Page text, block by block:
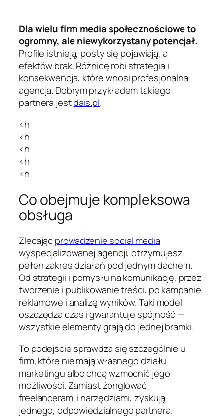
Dla wielu firm media społecznościowe to
ogromny, ale niewykorzystany potencjał.
Profile istnieją, posty się pojawiają, a
efektów brak. Różnicę robi strategia i
konsekwencja, które wnosi profesjonalna
agencja. Dobrym przykładem takiego
partnera jestdais.pl.
<h
<h
<h
<h
<h
Co obejmuje kompleksowa
obsługa
Zlecającprowadzenie social media
wyspecjalizowanej agencji, otrzymujesz
pełen zakres działań pod jednym dachem.
Od strategii i pomysłu na komunikację, przez
tworzenie i publikowanie treści, po kampanie
reklamowe i analizę wyników. Taki model
oszczędza czas i gwarantuje spójność —
wszystkie elementy grają do jednej bramki.
To podejście sprawdza się szczególnie u
firm, które nie mają własnego działu
marketingu albo chcą wzmocnić jego
możliwości. Zamiast żonglować
freelancerami i narzędziami, zyskują
jednego, odpowiedzialnego partnera.